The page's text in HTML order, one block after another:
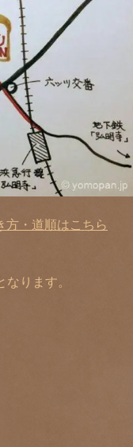
方・道順はこちら
ります。